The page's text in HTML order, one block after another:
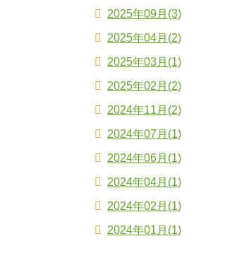
2025年09月(3)
2025年04月(2)
2025年03月(1)
2025年02月(2)
2024年11月(2)
2024年07月(1)
2024年06月(1)
2024年04月(1)
2024年02月(1)
2024年01月(1)